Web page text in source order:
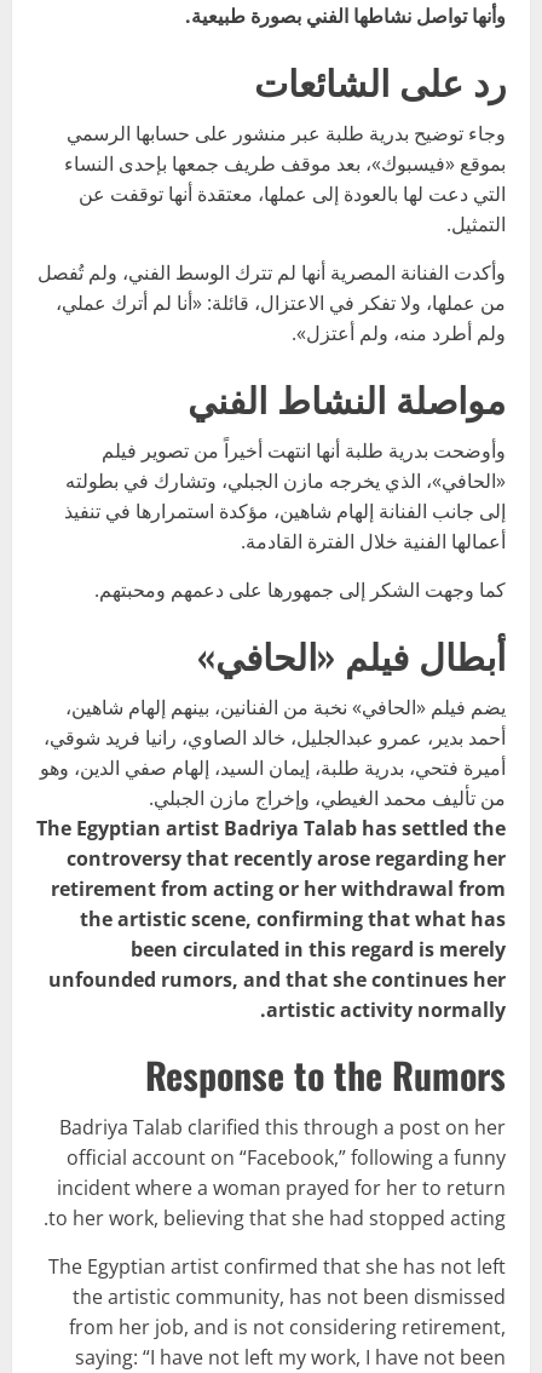
وأنها تواصل نشاطها الفني بصورة طبيعية.
رد على الشائعات
وجاء توضيح بدرية طلبة عبر منشور على حسابها الرسمي
بموقع «فيسبوك»، بعد موقف طريف جمعها بإحدى النساء
التي دعت لها بالعودة إلى عملها، معتقدة أنها توقفت عن
التمثيل.
وأكدت الفنانة المصرية أنها لم تترك الوسط الفني، ولم تُفصل
من عملها، ولا تفكر في الاعتزال، قائلة: «أنا لم أترك عملي،
ولم أطرد منه، ولم أعتزل».
مواصلة النشاط الفني
وأوضحت بدرية طلبة أنها انتهت أخيراً من تصوير فيلم
«الحافي»، الذي يخرجه مازن الجبلي، وتشارك في بطولته
إلى جانب الفنانة إلهام شاهين، مؤكدة استمرارها في تنفيذ
أعمالها الفنية خلال الفترة القادمة.
كما وجهت الشكر إلى جمهورها على دعمهم ومحبتهم.
أبطال فيلم «الحافي»
يضم فيلم «الحافي» نخبة من الفنانين، بينهم إلهام شاهين،
أحمد بدير، عمرو عبدالجليل، خالد الصاوي، رانيا فريد شوقي،
أميرة فتحي، بدرية طلبة، إيمان السيد، إلهام صفي الدين، وهو
من تأليف محمد الغيطي، وإخراج مازن الجبلي.
The Egyptian artist Badriya Talab has settled the
controversy that recently arose regarding her
retirement from acting or her withdrawal from
the artistic scene, confirming that what has
been circulated in this regard is merely
unfounded rumors, and that she continues her
artistic activity normally.
Response to the Rumors
Badriya Talab clarified this through a post on her
official account on “Facebook,” following a funny
incident where a woman prayed for her to return
to her work, believing that she had stopped acting.
The Egyptian artist confirmed that she has not left
the artistic community, has not been dismissed
from her job, and is not considering retirement,
saying: “I have not left my work, I have not been